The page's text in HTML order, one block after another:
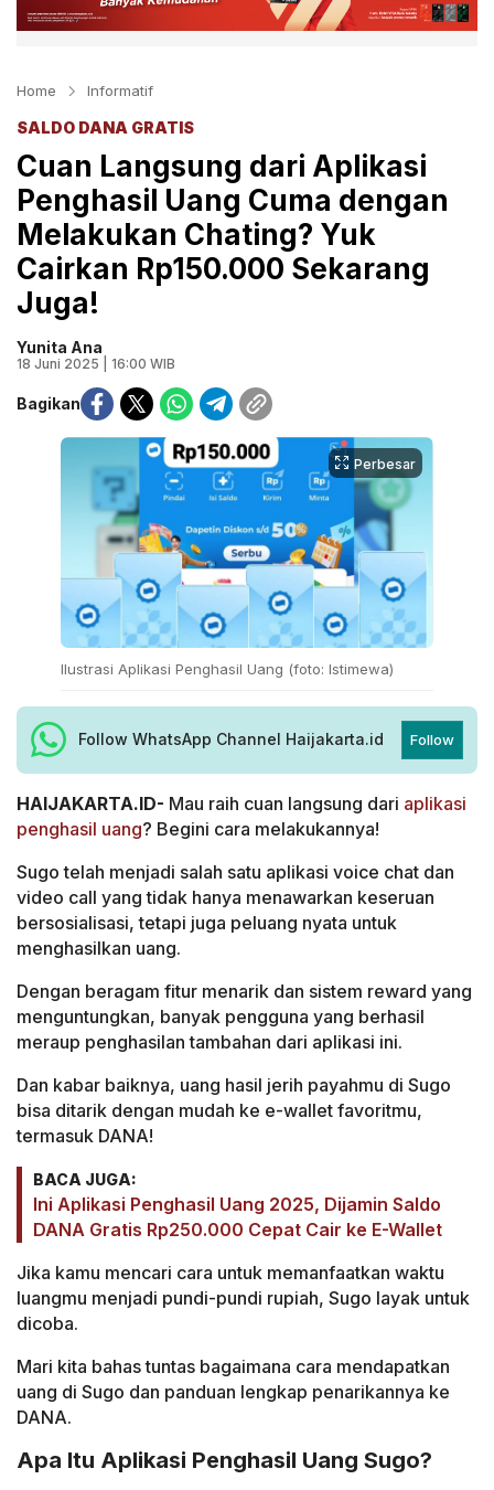
Home Informatif
SALDO DANA GRATIS
Cuan Langsung dari Aplikasi
Penghasil Uang Cuma dengan
Melakukan Chating? Yuk
Cairkan Rp150.000 Sekarang
Juga!
Yunita Ana
18 Juni 2025 | 16:00 WIB
Bagikan
Perbesar
Ilustrasi Aplikasi Penghasil Uang (foto: Istimewa)
Follow WhatsApp Channel Haijakarta.id Follow
HAIJAKARTA.ID- Mau raih cuan langsung dari aplikasi
penghasil uang? Begini cara melakukannya!
Sugo telah menjadi salah satu aplikasi voice chat dan
video call yang tidak hanya menawarkan keseruan
bersosialisasi, tetapi juga peluang nyata untuk
menghasilkan uang.
Dengan beragam fitur menarik dan sistem reward yang
menguntungkan, banyak pengguna yang berhasil
meraup penghasilan tambahan dari aplikasi ini.
Dan kabar baiknya, uang hasil jerih payahmu di Sugo
bisa ditarik dengan mudah ke e-wallet favoritmu,
termasuk DANA!
BACA JUGA:
Ini Aplikasi Penghasil Uang 2025, Dijamin Saldo
DANA Gratis Rp250.000 Cepat Cair ke E-Wallet
Jika kamu mencari cara untuk memanfaatkan waktu
luangmu menjadi pundi-pundi rupiah, Sugo layak untuk
dicoba.
Mari kita bahas tuntas bagaimana cara mendapatkan
uang di Sugo dan panduan lengkap penarikannya ke
DANA.
Apa Itu Aplikasi Penghasil Uang Sugo?